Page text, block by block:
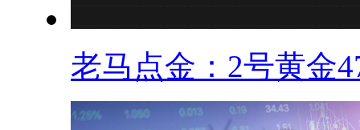
老马点金：2号黄金